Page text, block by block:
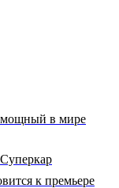
в мире
Суперкар
к премьере